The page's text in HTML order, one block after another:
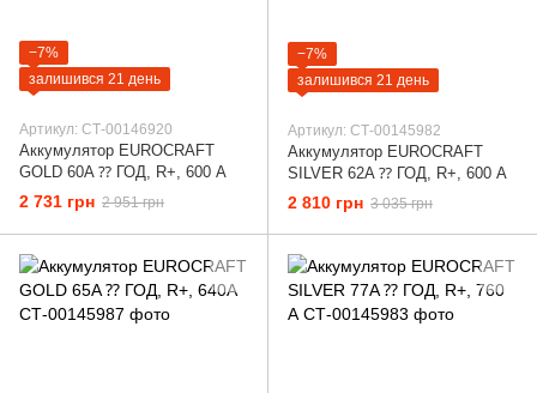
−7%
залишився 21 день
Артикул: СТ-00146920
Аккумулятор EUROCRAFT
GOLD 60A ⁇ ГОД, R+, 600 А
2 731 грн 2 951 грн
−7%
залишився 21 день
Артикул: СТ-00145982
Аккумулятор EUROCRAFT
SILVER 62A ⁇ ГОД, R+, 600 А
2 810 грн 3 035 грн